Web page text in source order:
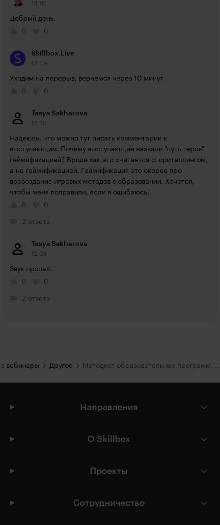
13:10
Добрый день.
0
0
Skillbox.Live
12:49
Уходим на перерыв, вернемся через 10 минут.
0
0
Tasya Sakharova
12:20
Надеюсь, что можно тут писать комментарии к
выступающим. Почему выступающие назвали "путь героя"
геймификацией? Вроде как это считается сторителлингом,
а не геймификацией. Геймификация это скорее про
воссоздание игровых методов в образовании. Хочется,
чтобы меня поправили, если я ошибаюсь.
0
0
2 ответа
Tasya Sakharova
12:08
Звук пропал.
0
0
2 ответа
вебинары Другое Методист образовательных программ. Презентация проектов
Направления
О Skillbox
Проекты
Сотрудничество